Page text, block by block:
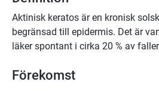
Aktinisk keratos är en kronisk
begränsad till epidermis. Det är
läker spontant i cirka 20 % av
Förekomst